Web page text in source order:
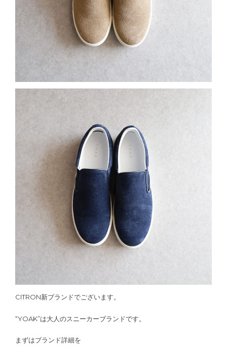
CITRON新ブランドでございます。
“YOAK”は大人のスニーカーブランドです。
まずはブランド詳細を